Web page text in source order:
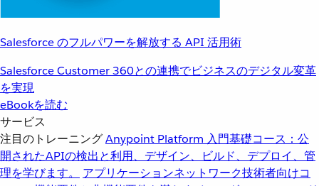
Salesforce のフルパワーを解放する API 活用術
Salesforce Customer 360との連携でビジネスのデジタル変革
を実現
eBookを読む
サービス
注目のトレーニングAnypoint Platform 入門基礎コース：公
開されたAPIの検出と利用、デザイン、ビルド、デプロイ、管
理を学びます。
アプリケーションネットワーク技術者向けコ